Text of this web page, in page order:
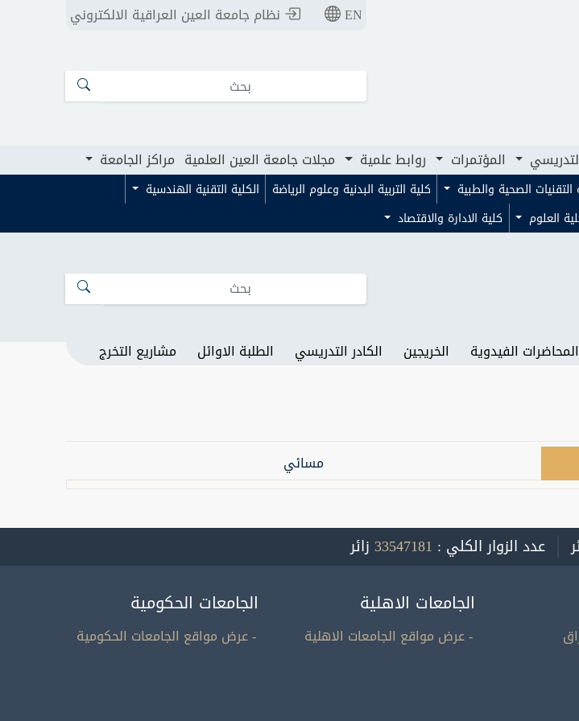
مجلات جامعة العين العلمية مراكز الجامعة
EN نظام جامعة العين العراقية الالكتروني
المؤتمرات روابط علمية مجلات جامعة العين العلمية مراكز الجامعة
التقنيات الصحية والطبية كلية التربية البدنية وعلوم الرياضة
الكلية التقنية الهندسية
العلوم كلية الادارة والاقتصاد
المحاضرات الفيدوية الخريجين الكادر التدريسي الطلبة الاوائل مشاريع التخرج
مسائي
عدد الزوار الكلي : 33547181 زائر
الجامعات الاهلية
- عرض مواقع الجامعات الاهلية
الجامعات الحكومية
- عرض مواقع الجامعات الحكومية